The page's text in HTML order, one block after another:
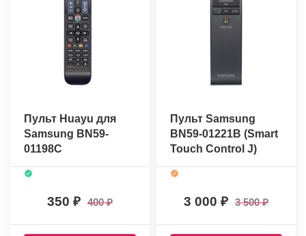
Пульт Huayu для
Samsung BN59-
01198C
350 400
Пульт Samsung
BN59-01221B (Smart
Touch Control J)
(оригинальный)
3 000 3 500